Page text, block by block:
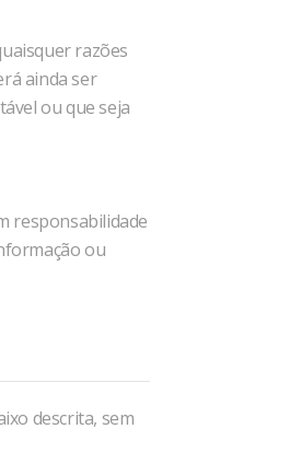
razões
ainda ser
ou que seja
responsabilidade
ou
descrita, sem